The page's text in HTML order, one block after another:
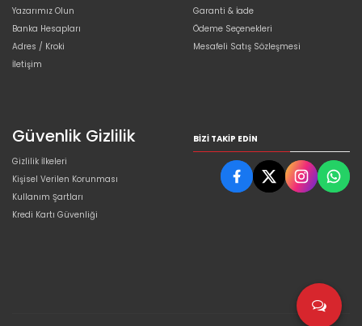
Yazarımız Olun
Banka Hesapları
Adres / Kroki
İletişim
Garanti & İade
Ödeme Seçenekleri
Mesafeli Satış Sözleşmesi
Güvenlik Gizlilik
Gizlilik İlkeleri
Kişisel Verilen Korunması
Kullanım Şartları
Kredi Kartı Güvenliği
BIZI TAKIP EDIN